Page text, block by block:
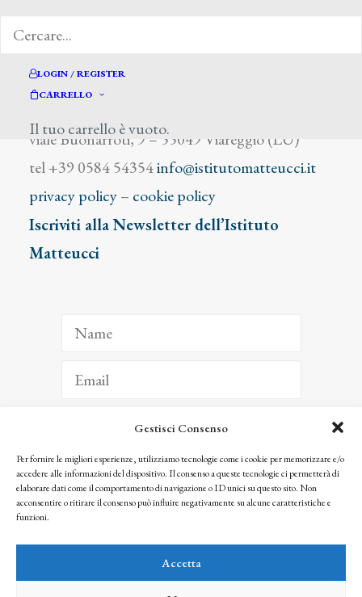
Gestisci Consenso
Per fornire le migliori esperienze, utilizziamo tecnologie come i cookie per memorizzare e/o
accedere alle informazioni del dispositivo. Il consenso a queste tecnologie ci permetterà di
elaborare dati come il comportamento di navigazione o ID unici su questo sito. Non
acconsentire o ritirare il consenso può influire negativamente su alcune caratteristiche e
funzioni.
Accetta
LOGIN / REGISTER
CARRELLO
Il tuo carrello è vuoto.
viale Buonarroti, 9 – 55049 Viareggio (LU)
tel +39 0584 54354info@istitutomatteucci.it
privacy policy– cookie policy
Iscriviti alla Newsletter dell’Istituto
Matteucci
ISCRIVITI
Facendo clic per iscriverti, riconosci che le tue informazioni saranno trattate
seguendo la nostra Privacy Policy
© 2025 Istituto Matteucci. All right reserved
l’autorizzazione scritta dei proprietari dei diritti e dell’Istituto Matteucci